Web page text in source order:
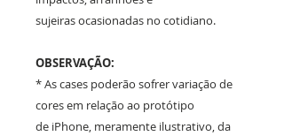
sujeiras ocasionadas no cotidiano.
OBSERVAÇÃO:
* As cases poderão sofrer variação de
cores em relação ao protótipo
de iPhone, meramente ilustrativo, da